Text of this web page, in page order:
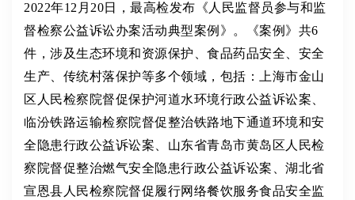
2022年12月20日，最高检发布《人民监督员参与和监
督检察公益诉讼办案活动典型案例》。《案例》共6
件，涉及生态环境和资源保护、食品药品安全、安全
生产、传统村落保护等多个领域，包括：上海市金山
区人民检察院督促保护河道水环境行政公益诉讼案、
临汾铁路运输检察院督促整治铁路地下通道环境和安
全隐患行政公益诉讼案、山东省青岛市黄岛区人民检
察院督促整治燃气安全隐患行政公益诉讼案、湖北省
宣恩县人民检察院督促履行网络餐饮服务食品安全监